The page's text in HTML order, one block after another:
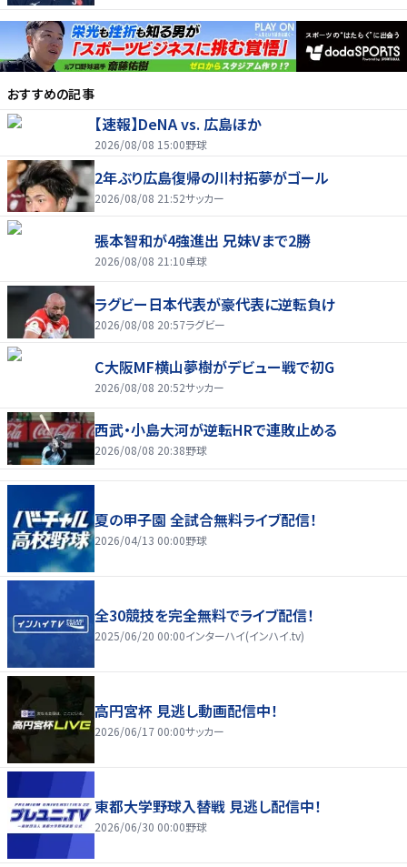
おすすめの記事
【速報】DeNA vs. 広島ほか
2026/08/08 15:00野球
2年ぶり広島復帰の川村拓夢がゴール
2026/08/08 21:52サッカー
張本智和が4強進出 兄妹Vまで2勝
2026/08/08 21:10卓球
ラグビー日本代表が豪代表に逆転負け
2026/08/08 20:57ラグビー
C大阪MF横山夢樹がデビュー戦で初G
2026/08/08 20:52サッカー
西武・小島大河が逆転HRで連敗止める
2026/08/08 20:38野球
夏の甲子園 全試合無料ライブ配信！
2026/04/13 00:00野球
全30競技を完全無料でライブ配信！
2025/06/20 00:00インターハイ(インハイ.tv)
高円宮杯 見逃し動画配信中！
2026/06/17 00:00サッカー
東都大学野球入替戦 見逃し配信中！
2026/06/30 00:00野球